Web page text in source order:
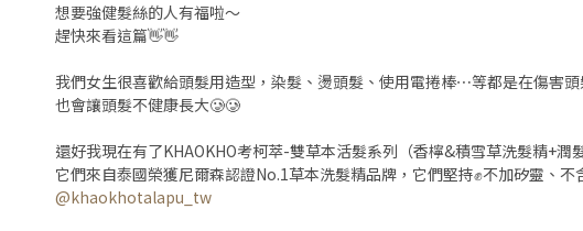
想要強健髮絲的人有福啦～
趕快來看這篇👋👋
我們女生很喜歡給頭髮用造型，染髮、燙頭髮、使用電捲棒⋯等都是在傷害
也會讓頭髮不健康長大🥲🥲
還好我現在有了KHAOKHO考柯萃-雙草本活髮系列（香檸&積雪草洗髮精+潤髮
它們來自泰國榮獲尼爾森認證No.1草本洗髮精品牌，它們堅持✊不加矽靈、
@khaokhotalapu_tw